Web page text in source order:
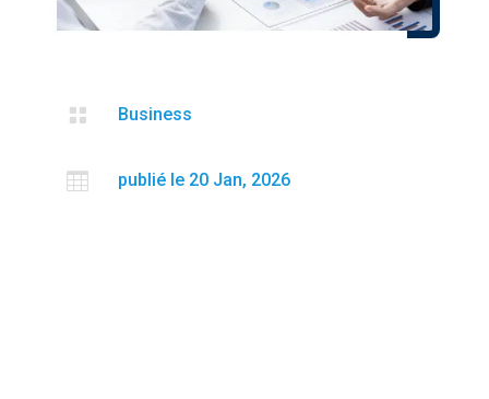
 Business
 publié le 20 Jan, 2026